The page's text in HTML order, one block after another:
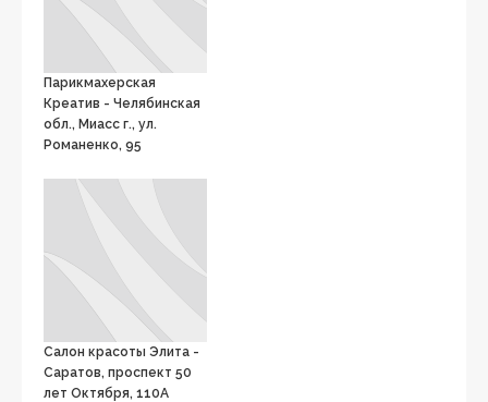
Парикмахерская
Креатив - Челябинская
обл., Миасс г., ул.
Романенко, 95
Салон красоты Элита -
Саратов, проспект 50
лет Октября, 110А